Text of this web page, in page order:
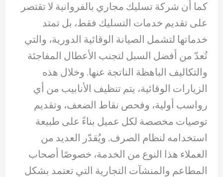
كما أن شركة تسليك مجاري بالفروانية لا تقتصر
على تقديم خدمات التسليك فقط، بل تمتد
خدماتها لتشمل الصيانة الوقائية الدورية، والتي
تُعدّ من أفضل السبل لتجنب الأعطال المفاجئة
والتكاليف الباهظة الناتجة عنها. وخلال هذه
الزيارات الوقائية، يتم تنظيف الأنابيب من أي
رواسب أولية، وفحص نقاط الضعف، وتقديم
توصيات مخصصة لكل عميل بناءً على طبيعة
استخدامه لنظام الصرف. ويُقدّر العديد من
العملاء هذا النوع من الخدمة، خصوصًا أصحاب
المطاعم والمنشآت التجارية التي تعتمد بشكل